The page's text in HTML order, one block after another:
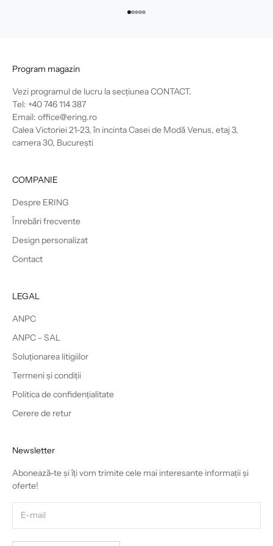
Mergi la articolul 1
Mergi la articolul 2
Mergi la articolul 3
Mergi la articolul 4
Mergi la articolul 5
Program magazin
Vezi programul de lucru la secțiuneaCONTACT.
Tel: +40 746 114 387
Email: office@ering.ro
Calea Victoriei 21-23, în incinta Casei de Modă Venus, etaj 3,
camera 30, București
COMPANIE
Despre ERING
Înrebări frecvente
Design personalizat
Contact
LEGAL
ANPC
ANPC - SAL
Soluționarea litigiilor
Termeni și condiții
Politica de confidențialitate
Cerere de retur
Newsletter
Abonează-te și îți vom trimite cele mai interesante informații și
oferte!